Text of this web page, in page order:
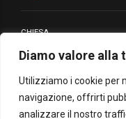
Diamo valore alla
Utilizziamo i cookie per
navigazione, offrirti
analizzare il nostro
CHIESA
CARITÁ
CULTURA